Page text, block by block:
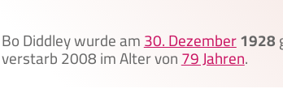
Bo Diddley wurde am30. Dezember1928
verstarb 2008 im Alter von79 Jahren.